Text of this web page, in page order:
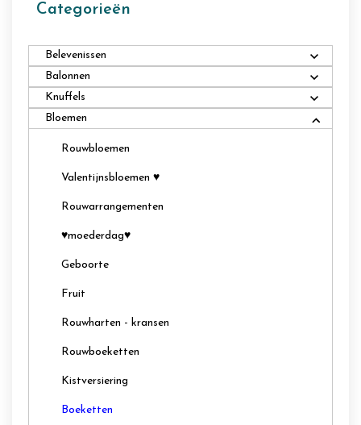
Categorieën
Belevenissen
Balonnen
Knuffels
Bloemen
Rouwbloemen
Valentijnsbloemen ♥
Rouwarrangementen
♥moederdag♥
Geboorte
Fruit
Rouwharten - kransen
Rouwboeketten
Kistversiering
Boeketten